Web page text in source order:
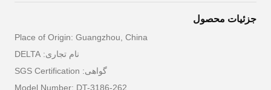
جزئیات محصول
Place of Origin: Guangzhou, China
نام تجاری: DELTA
گواهی: SGS Certification
Model Number: DT-3186-262